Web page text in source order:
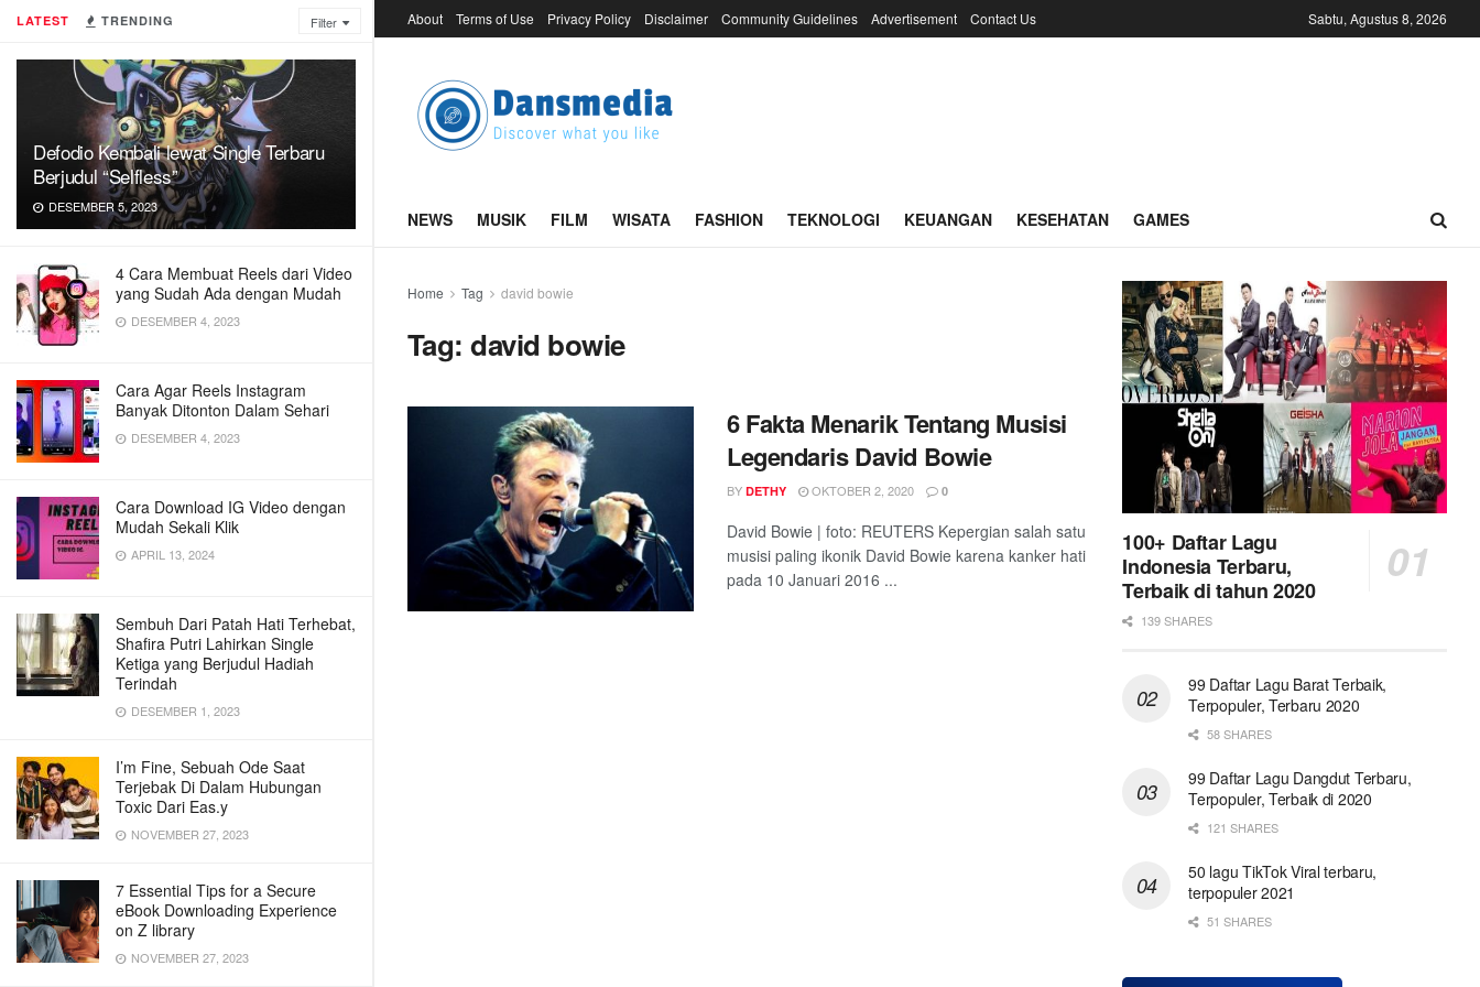
LATEST TRENDING Filter
Defodio Kembali lewat Single Terbaru
Berjudul “Selfless”
DESEMBER 5, 2023
4 Cara Membuat Reels dari Video
yang Sudah Ada dengan Mudah
DESEMBER 4, 2023
Cara Agar Reels Instagram
Banyak Ditonton Dalam Sehari
DESEMBER 4, 2023
Cara Download IG Video dengan
Mudah Sekali Klik
APRIL 13, 2024
Sembuh Dari Patah Hati Terhebat,
Shafira Putri Lahirkan Single
Ketiga yang Berjudul Hadiah
Terindah
DESEMBER 1, 2023
I’m Fine, Sebuah Ode Saat
Terjebak Di Dalam Hubungan
Toxic Dari Eas.y
NOVEMBER 27, 2023
7 Essential Tips for a Secure
eBook Downloading Experience
on Z library
NOVEMBER 27, 2023
About Terms of Use Privacy Policy Disclaimer Community Guidelines Advertisement Contact Us Sabtu, Agustus 8, 2026
NEWS MUSIK FILM WISATA FASHION TEKNOLOGI KEUANGAN KESEHATAN GAMES
Home Tag david bowie
Tag:david bowie
6 Fakta Menarik Tentang Musisi
Legendaris David Bowie
BY DETHY OKTOBER 2, 2020 0
David Bowie | foto: REUTERS Kepergian salah satu
musisi paling ikonik David Bowie karena kanker hati
pada 10 Januari 2016 ...
100+ Daftar Lagu
Indonesia Terbaru,
Terbaik di tahun 2020
139 SHARES
99 Daftar Lagu Barat Terbaik,
Terpopuler, Terbaru 2020
58 SHARES
99 Daftar Lagu Dangdut Terbaru,
Terpopuler, Terbaik di 2020
121 SHARES
50 lagu TikTok Viral terbaru,
terpopuler 2021
51 SHARES